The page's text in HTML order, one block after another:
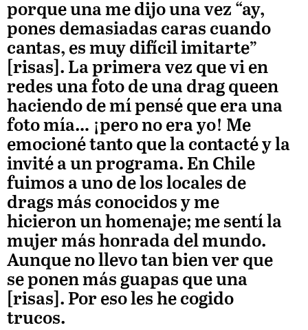
porque una me dijo una vez “ay,
pones demasiadas caras cuando
cantas, es muy difícil imitarte”
[risas]. La primera vez que vi en
redes una foto de una drag queen
haciendo de mí pensé que era una
foto mía… ¡pero no era yo! Me
emocioné tanto que la contacté y la
invité a un programa. En Chile
fuimos a uno de los locales de
drags más conocidos y me
hicieron un homenaje; me sentí la
mujer más honrada del mundo.
Aunque no llevo tan bien ver que
se ponen más guapas que una
[risas]. Por eso les he cogido
trucos.